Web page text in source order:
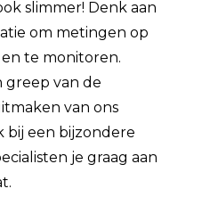
slimmer! Denk aan
om metingen op
te monitoren.
greep van de
van ons
bij een bijzondere
je graag aan